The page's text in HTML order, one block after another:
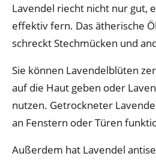
Lavendel riecht nicht nur gut,
effektiv fern. Das ätherische
schreckt Stechmücken und
Sie können Lavendelblüten
auf die Haut geben oder
nutzen. Getrockneter
an Fenstern oder Türen
Außerdem hat Lavendel